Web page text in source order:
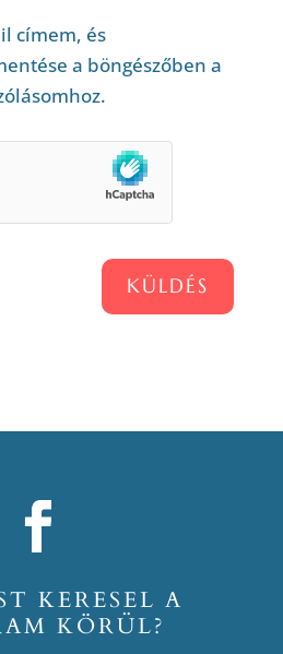
címem, és
a böngészőben a
KÜLDÉS
KERESEL A
KÖRÜL?